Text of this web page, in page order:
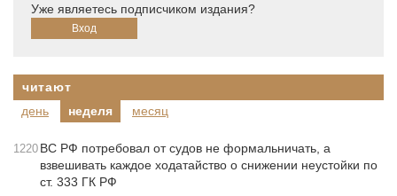
Уже являетесь подписчиком издания?
читают
день
неделя месяц
1220 ВС РФ потребовал от судов не формальничать, а
взвешивать каждое ходатайство о снижении неустойки по
ст. 333 ГК РФ